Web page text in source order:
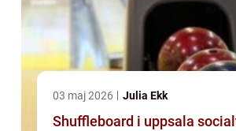
03 maj 2026 Julia Ekk
Shuffleboard i uppsala socialt spel för